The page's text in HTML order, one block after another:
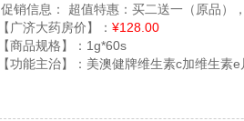
促销信息：
超值特惠：买二送一（原品）
【广济大药房价】： ¥128.00
【商品规格】： 1g*60s
【功能主治】： 美澳健牌维生素c加维生素e